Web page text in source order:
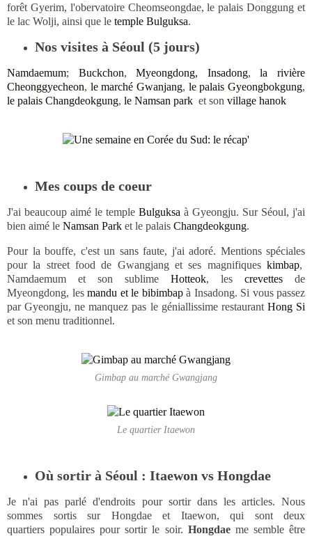
forêt Gyerim, l'obervatoire Cheomseongdae, le palais Donggung et
le lac Wolji, ainsi que le temple Bulguksa.
Nos visites à Séoul (5 jours)
Namdaemum; Buckchon,Myeongdong, Insadong,la rivière
Cheonggyecheon, le marché Gwanjang, le palais Gyeongbokgung,
le palais Changdeokgung, le Namsan park et son village hanok
Mes coups de coeur
J'ai beaucoup aimé le temple Bulguksa à Gyeongju. Sur Séoul, j'ai
bien aimé le Namsan Park et le palais Changdeokgung.
Pour la bouffe, c'est un sans faute, j'ai adoré. Mentions spéciales
pour la street food de Gwangjang et ses magnifiques kimbap,
Namdaemum et son sublime Hotteok, les crevettes de
Myeongdong, les mandu et le bibimbapà Insadong. Si vous passez
par Gyeongju, ne manquez pas le géniallissime restaurant Hong Si
et son menu traditionnel.
Gimbap au marché Gwangjang
Le quartier Itaewon
Où sortir à Séoul : Itaewon vs Hongdae
Je n'ai pas parlé d'endroits pour sortir dans les articles. Nous
sommes sortis sur Hongdae et Itaewon, qui sont deux
quartiers populaires pour sortir le soir. Hongdaeme semble être